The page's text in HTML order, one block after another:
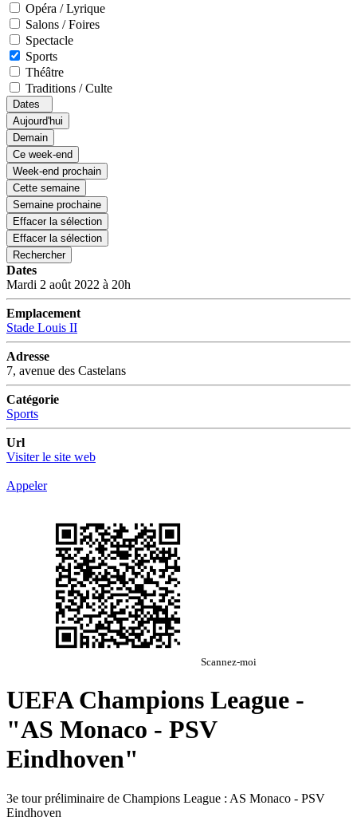
Opéra / Lyrique
Salons / Foires
Spectacle
Sports
Théâtre
Traditions / Culte
Dates
Aujourd'hui
Demain
Ce week-end
Week-end prochain
Cette semaine
Semaine prochaine
Effacer la sélection
Effacer la sélection
Rechercher
Dates
Mardi 2 août 2022 à 20h
Emplacement
Stade Louis II
Adresse
7, avenue des Castelans
Catégorie
Sports
Url
Visiter le site web
Appeler
Scannez-moi
UEFA Champions League -
"AS Monaco - PSV
Eindhoven"
3e tour préliminaire de Champions League : AS Monaco - PSV
Eindhoven